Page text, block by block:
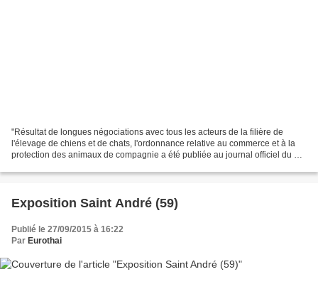
"Résultat de longues négociations avec tous les acteurs de la filière de
l'élevage de chiens et de chats, l'ordonnance relative au commerce et à la
protection des animaux de compagnie a été publiée au journal officiel du 8
Exposition Saint André (59)
Publié le 27/09/2015 à 16:22
Par Eurothai